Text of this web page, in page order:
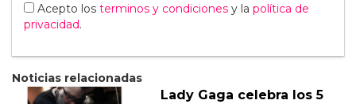
Acepto los terminos y condiciones y la política de
privacidad.
Noticias relacionadas
Lady Gaga celebra los 5